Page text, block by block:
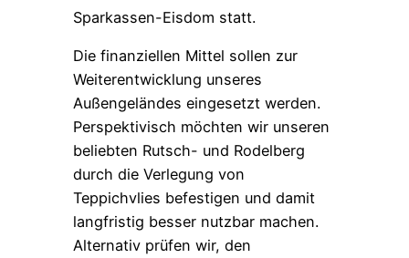
Sparkassen-Eisdom statt.
Die finanziellen Mittel sollen zur
Weiterentwicklung unseres
Außengeländes eingesetzt werden.
Perspektivisch möchten wir unseren
beliebten Rutsch- und Rodelberg
durch die Verlegung von
Teppichvlies befestigen und damit
langfristig besser nutzbar machen.
Alternativ prüfen wir, den